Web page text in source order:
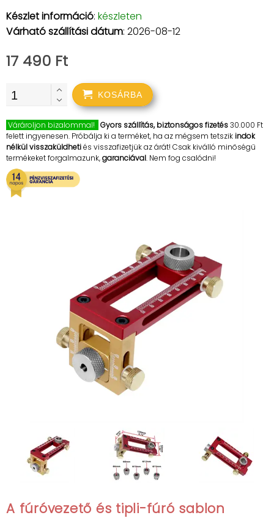
Készlet információ: készleten
Várható szállítási dátum: 2026-08-12
17 490 Ft
KOSÁRBA
Várároljon bizalommal! Gyors szállítás, biztonságos fizetés30.000 Ft
felett ingyenesen. Próbálja ki a terméket, ha az mégsem tetszikindok
nélkül visszaküldhetiés visszafizetjük az árát! Csak kiválló minőségű
termékeket forgalmazunk,garanciával. Nem fog csalódni!
A fúróvezető és tipli-fúró sablon